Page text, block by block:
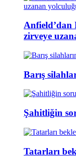
Anfield’dan
zirveye
Barış
Şahitliğin
Tatarları